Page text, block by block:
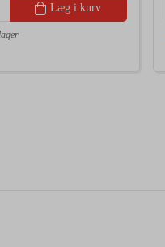
Læg i kurv